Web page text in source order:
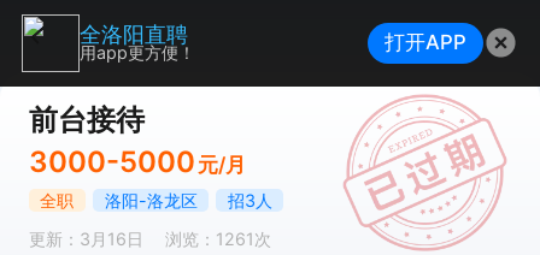
前台接待
3000-5000 元/月
全职 洛阳-洛龙区
招3人
更新：3月16日
浏览：1261次
全洛阳直聘
用app更方便！ 打开APP